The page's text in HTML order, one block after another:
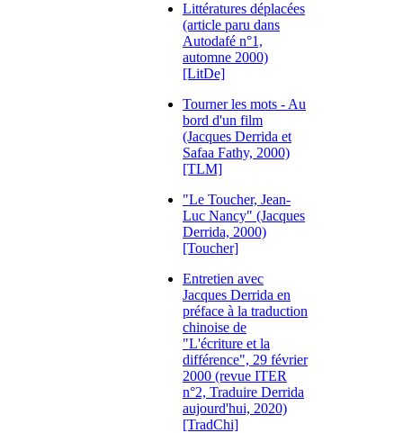
Littératures déplacées
(article paru dans
Autodafé n°1,
automne 2000)
[LitDe]
Tourner les mots - Au
bord d'un film
(Jacques Derrida et
Safaa Fathy, 2000)
[TLM]
"Le Toucher, Jean-
Luc Nancy" (Jacques
Derrida, 2000)
[Toucher]
Entretien avec
Jacques Derrida en
préface à la traduction
chinoise de
"L'écriture et la
différence", 29 février
2000 (revue ITER
n°2, Traduire Derrida
aujourd'hui, 2020)
[TradChi]